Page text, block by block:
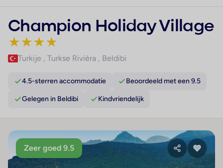
Champion Holiday Village
★★★★
Turkije , Turkse Rivièra , Beldibi
4.5-sterren accommodatie Beoordeeld met een 9.5
Gelegen in Beldibi Kindvriendelijk
Zeer goed 9.5